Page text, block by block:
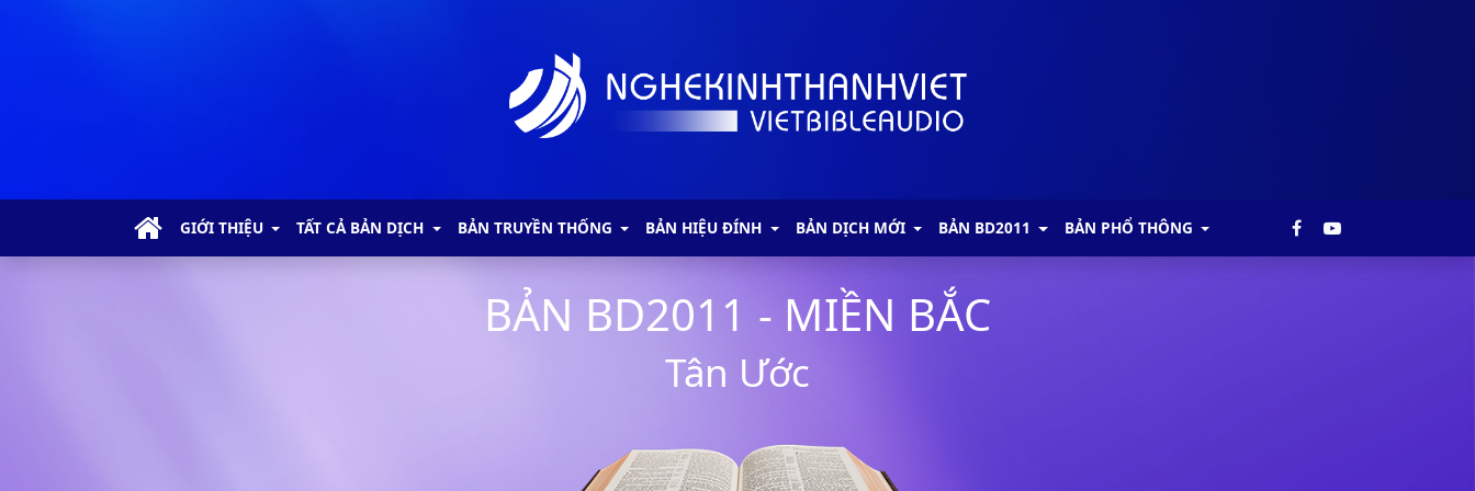
GIỚI THIỆU TẤT CẢ BẢN DỊCH BẢN TRUYỀN THỐNG BẢN HIỆU ĐÍNH BẢN DỊCH MỚI BẢN BD2011 BẢN PHỔ THÔNG
BẢN BD2011 - MIỀN BẮC
Tân Ước